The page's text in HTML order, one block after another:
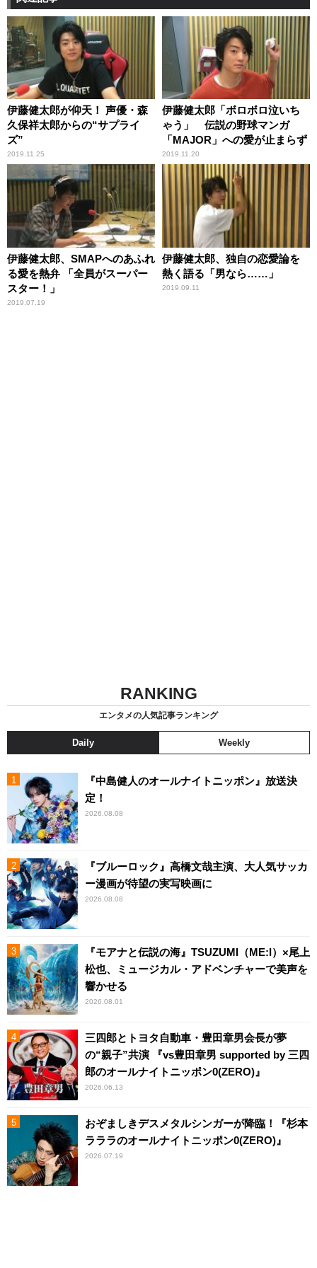
伊藤健太郎が仰天！ 声優・森
久保祥太郎からの“サプライ
ズ”
2019.11.25
伊藤健太郎「ボロボロ泣いち
ゃう」 伝説の野球マンガ
「MAJOR」への愛が止まらず
2019.11.20
伊藤健太郎、SMAPへのあふれ
る愛を熱弁 「全員がスーパー
スター！」
2019.07.19
伊藤健太郎、独自の恋愛論を
熱く語る「男なら……」
2019.09.11
RANKING
エンタメの人気記事ランキング
Daily Weekly
『中島健人のオールナイトニッポン』放送決
定！
2026.08.08
『ブルーロック』高橋文哉主演、大人気サッカ
ー漫画が待望の実写映画に
2026.08.08
『モアナと伝説の海』TSUZUMI（ME:I）×尾上
松也、ミュージカル・アドベンチャーで美声を
響かせる
2026.08.01
三四郎とトヨタ自動車・豊田章男会長が夢
の“親子”共演 『vs豊田章男 supported by 三四
郎のオールナイトニッポン0(ZERO)』
2026.06.13
おぞましきデスメタルシンガーが降臨！『杉本
ラララのオールナイトニッポン0(ZERO)』
2026.07.19